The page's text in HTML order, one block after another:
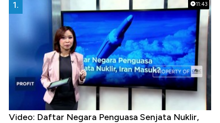
11:43
1.
Video: Daftar Negara Penguasa Senjata Nuklir,